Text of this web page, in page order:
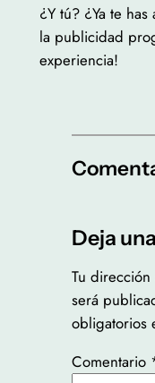
¿Y tú? ¿Ya te
la publicidad
experiencia!
Deja
Tu
será
obligatorios
Comentario